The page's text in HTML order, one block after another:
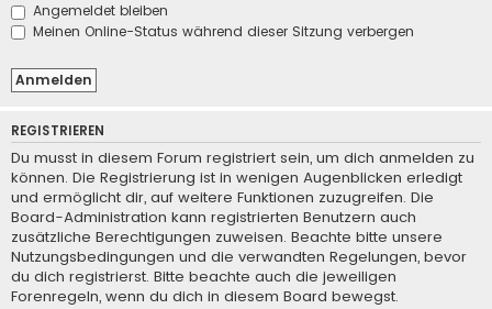
Angemeldet bleiben
Meinen Online-Status während dieser Sitzung verbergen
REGISTRIEREN
Du musst in diesem Forum registriert sein, um dich anmelden zu
können. Die Registrierung ist in wenigen Augenblicken erledigt
und ermöglicht dir, auf weitere Funktionen zuzugreifen. Die
Board-Administration kann registrierten Benutzern auch
zusätzliche Berechtigungen zuweisen. Beachte bitte unsere
Nutzungsbedingungen und die verwandten Regelungen, bevor
du dich registrierst. Bitte beachte auch die jeweiligen
Forenregeln, wenn du dich in diesem Board bewegst.